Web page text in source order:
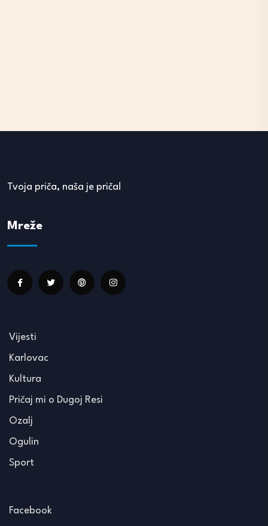
Tvoja priča, naša je priča!
Mreže
Vijesti
Karlovac
Kultura
Pričaj mi o Dugoj Resi
Ozalj
Ogulin
Sport
Facebook